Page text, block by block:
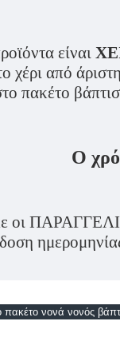
είναι
χέρι από
πακέτο
Ο
οι
πακέτο νονά νονός